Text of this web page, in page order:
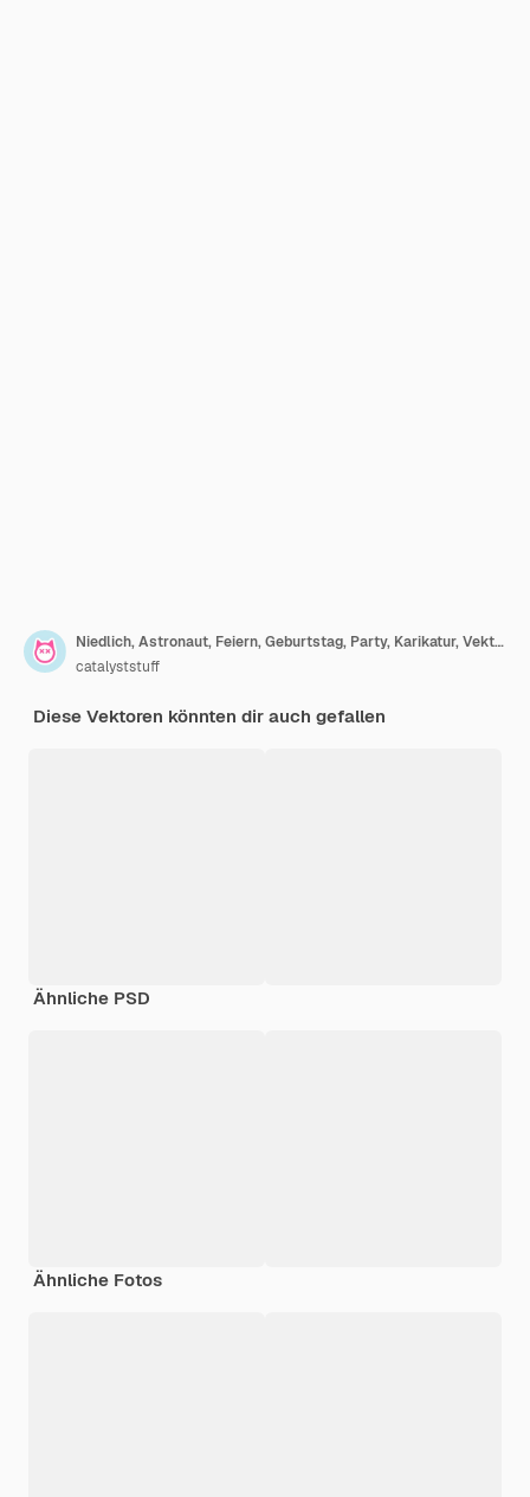
Niedlich, Astronaut, Feiern, Geburtstag, Party, Karikatur, Vektor, Symbol, Abbildung, Wissenschaft, Feiertag, Isolated
catalyststuff
Diese Vektoren könnten dir auch gefallen
Ähnliche PSD
Ähnliche Fotos